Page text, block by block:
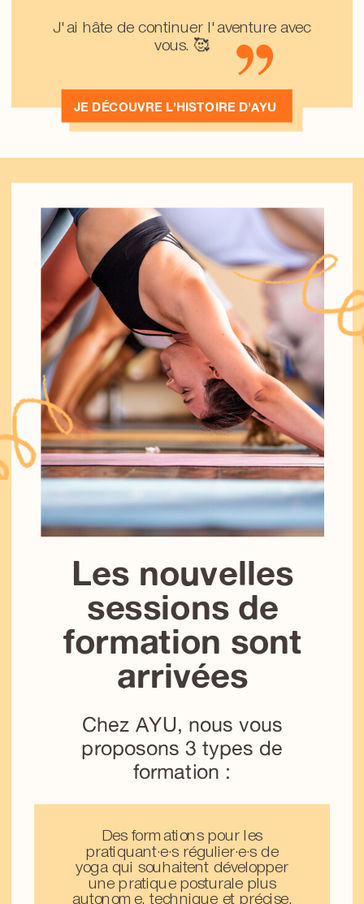
J'ai hâte de continuer l'aventure avec
vous. 🥰
JE DÉCOUVRE L’HISTOIRE D’AYU
Les nouvelles
sessions de
formation sont
arrivées
Chez AYU, nous vous
proposons 3 types de
formation :
Des formations pour les
pratiquant·e·s régulier·e·s de
yoga qui souhaitent développer
une pratique posturale plus
autonome, technique et précise.